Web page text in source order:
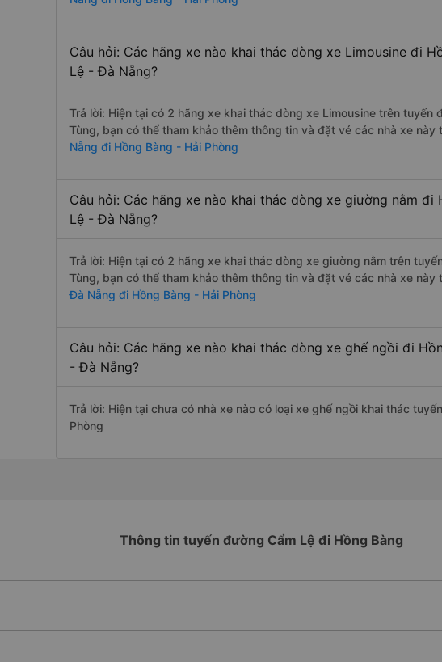
Câu hỏi: Các hãng xe nào khai thác dòng xe Limousine đi
Lệ - Đà Nẵng?
Trả lời: Hiện tại có 2 hãng xe khai thác dòng xe Limousine trên tuyến
Tùng, bạn có thể tham khảo thêm thông tin và đặt vé các nhà xe này
Nẵng đi Hồng Bàng - Hải Phòng
Câu hỏi: Các hãng xe nào khai thác dòng xe giường nằm đi
Lệ - Đà Nẵng?
Trả lời: Hiện tại có 2 hãng xe khai thác dòng xe giường nằm trên
Tùng, bạn có thể tham khảo thêm thông tin và đặt vé các nhà xe này
Đà Nẵng đi Hồng Bàng - Hải Phòng
Câu hỏi: Các hãng xe nào khai thác dòng xe ghế ngồi đi
- Đà Nẵng?
Trả lời: Hiện tại chưa có nhà xe nào có loại xe ghế ngồi khai thác
Phòng
Thông tin tuyến đường Cẩm Lệ đi Hồng Bàng